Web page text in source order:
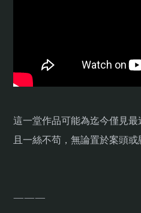
這一堂作品可能為迄今僅見
且一絲不苟，無論置於案頭或
———